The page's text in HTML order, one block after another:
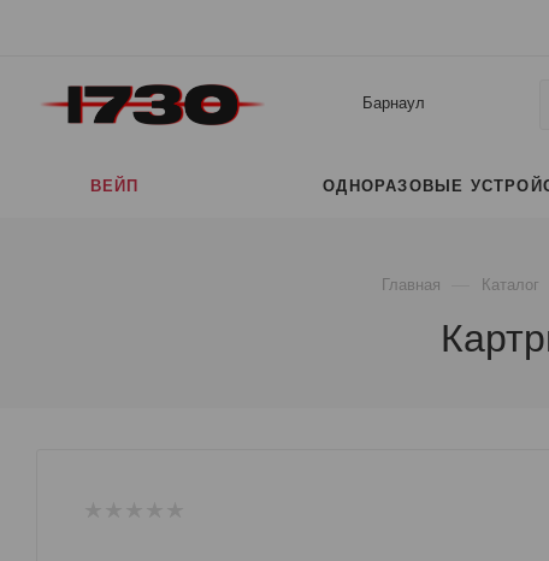
Барнаул
ВЕЙП ОДНОРАЗОВЫЕ
Главная Каталог